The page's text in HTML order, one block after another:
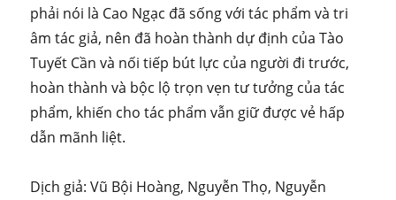
phải nói là Cao Ngạc đã sống với tác phẩm và tri
âm tác giả, nên đã hoàn thành dự định của Tào
Tuyết Cần và nối tiếp bút lực của người đi trước,
hoàn thành và bộc lộ trọn vẹn tư tưởng của tác
phẩm, khiến cho tác phẩm vẫn giữ được vẻ hấp
dẫn mãnh liệt.
Dịch giả: Vũ Bội Hoàng, Nguyễn Thọ, Nguyễn